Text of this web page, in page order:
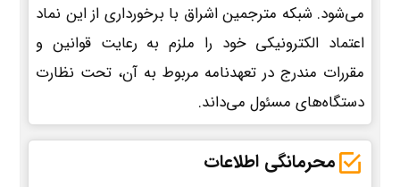
می‌شود. شبکه مترجمین اشراق با برخورداری از این نماد
اعتماد الکترونیکی خود را ملزم به رعایت قوانین و
مقررات مندرج در تعهدنامه مربوط به آن، تحت نظارت
دستگاه‌های مسئول می‌داند.
محرمانگی اطلاعات